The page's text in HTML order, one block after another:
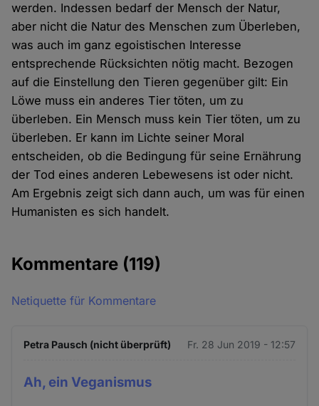
werden. Indessen bedarf der Mensch der Natur,
aber nicht die Natur des Menschen zum Überleben,
was auch im ganz egoistischen Interesse
entsprechende Rücksichten nötig macht. Bezogen
auf die Einstellung den Tieren gegenüber gilt: Ein
Löwe muss ein anderes Tier töten, um zu
überleben. Ein Mensch muss kein Tier töten, um zu
überleben. Er kann im Lichte seiner Moral
entscheiden, ob die Bedingung für seine Ernährung
der Tod eines anderen Lebewesens ist oder nicht.
Am Ergebnis zeigt sich dann auch, um was für einen
Humanisten es sich handelt.
Kommentare (119)
Netiquette für Kommentare
Petra Pausch (nicht überprüft) Fr. 28 Jun 2019 - 12:57
Ah, ein Veganismus